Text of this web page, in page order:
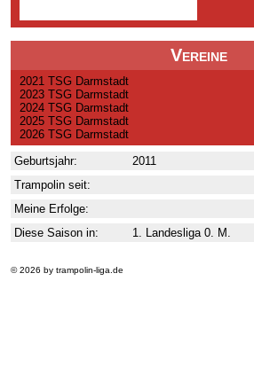
Vereine
2021 TSG Darmstadt
2023 TSG Darmstadt
2024 TSG Darmstadt
2025 TSG Darmstadt
2026 TSG Darmstadt
Geburtsjahr:
2011
Trampolin seit:
Meine Erfolge:
Diese Saison in:
1. Landesliga 0. M.
© 2026 by trampolin-liga.de